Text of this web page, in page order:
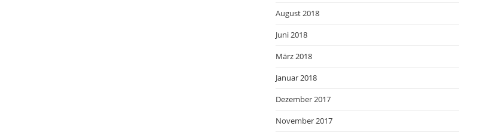
August 2018
Juni 2018
März 2018
Januar 2018
Dezember 2017
November 2017